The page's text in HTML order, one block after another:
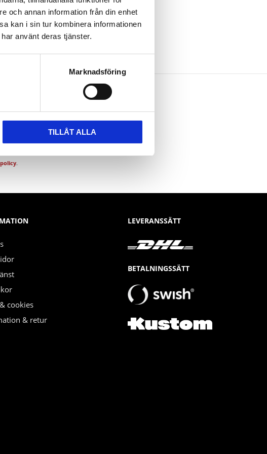
och annan information från din enhet
kan i sin tur kombinera informationen
använt deras tjänster.
Marknadsföring
TILLÅT ALLA
.
cookies
& retur
LEVERANSSÄTT
BETALNINGSSÄTT